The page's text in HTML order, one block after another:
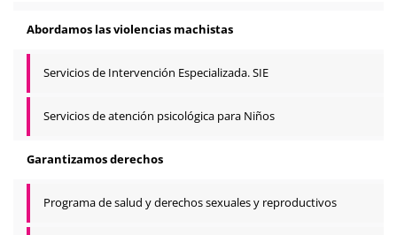
Abordamos las violencias machistas
Servicios de Intervención Especializada. SIE
Servicios de atención psicológica para Niños
Garantizamos derechos
Programa de salud y derechos sexuales y reproductivos